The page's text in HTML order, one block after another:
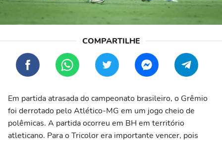
Em partida atrasada do campeonato brasileiro, o Grêmio
foi derrotado pelo Atlético-MG em um jogo cheio de
polêmicas. A partida ocorreu em BH em território
atleticano. Para o Tricolor era importante vencer, pois